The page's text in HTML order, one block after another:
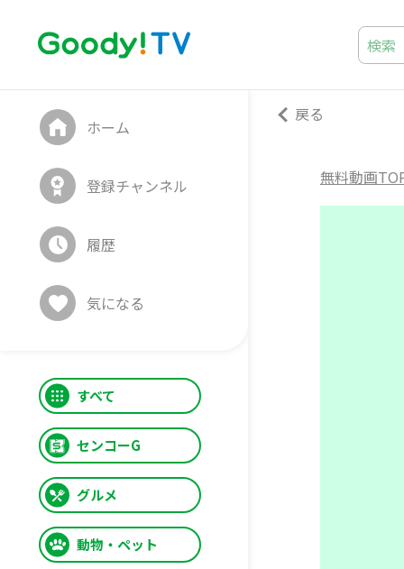
ホーム
登録チャンネル
履歴
気になる
すべて
センコーG
グルメ
動物・ペット
戻る
無料動画